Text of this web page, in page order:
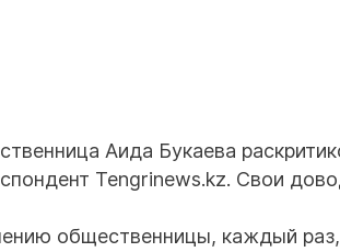
Аида Букаева
Tengrinews.kz. Свои
общественницы, каждый раз,